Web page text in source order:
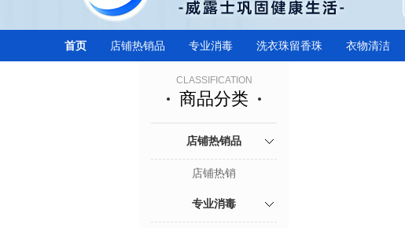
首页 店铺热销品 专业消毒 洗衣珠留香珠 衣物清洁
CLASSIFICATION
商品分类
店铺热销品
店铺热销
专业消毒